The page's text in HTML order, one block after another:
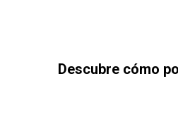
Descubre cómo